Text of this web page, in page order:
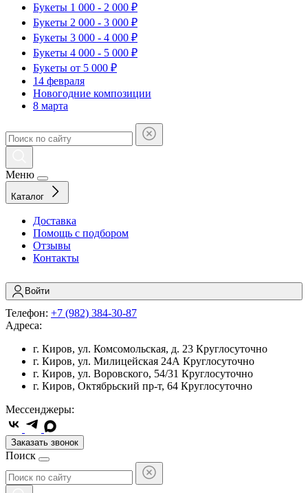
Букеты 1 000 - 2 000 ₽
Букеты 2 000 - 3 000 ₽
Букеты 3 000 - 4 000 ₽
Букеты 4 000 - 5 000 ₽
Букеты от 5 000 ₽
14 февраля
Новогодние композиции
8 марта
Меню
Каталог
Доставка
Помощь с подбором
Отзывы
Контакты
Войти
Телефон: +7 (982) 384-30-87
Адреса:
г. Киров, ул. Комсомольская, д. 23 Круглосуточно
г. Киров, ул. Милицейская 24А Круглосуточно
г. Киров, ул. Воровского, 54/31 Круглосуточно
г. Киров, Октябрьский пр-т, 64 Круглосуточно
Мессенджеры:
Заказать звонок
Поиск